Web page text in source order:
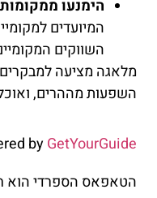
הימנעו
המיועדים
השווקים
מלאגה מציעה
השפעות מההרים,
byGetYourGuide
הטאפאס הספרדי הוא